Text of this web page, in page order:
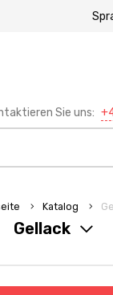
Sie uns:
Katalog
Gellack